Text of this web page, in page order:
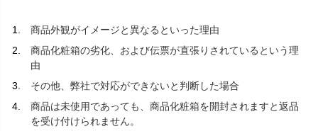
商品外観がイメージと異なるといった理由
商品化粧箱の劣化、および伝票が直張りされているという理
由
その他、弊社で対応ができないと判断した場合
商品は未使用であっても、商品化粧箱を開封されますと返品
を受け付けられません。